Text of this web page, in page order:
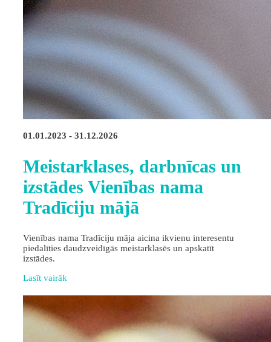
01.01.2023 - 31.12.2026
Meistarklases, darbnīcas un
izstādes Vienības nama
Tradīciju mājā
Vienības nama Tradīciju māja aicina ikvienu interesentu
piedalīties daudzveidīgās meistarklasēs un apskatīt
izstādes.
Lasīt vairāk